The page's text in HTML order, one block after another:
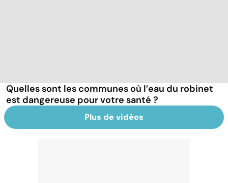
Quelles sont les communes où l’eau du robinet
est dangereuse pour votre santé ?
Plus de vidéos